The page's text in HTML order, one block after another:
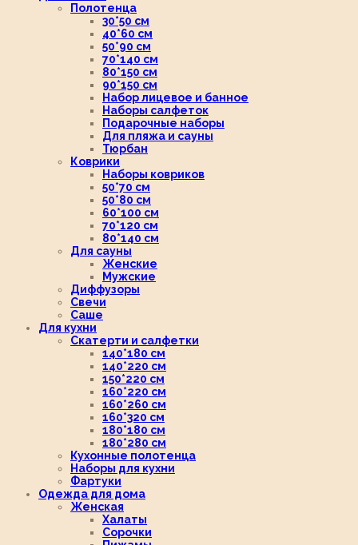
Полотенца
30*50 см
40*60 см
50*90 см
70*140 см
80*150 см
90*150 см
Набор лицевое и банное
Наборы салфеток
Подарочные наборы
Для пляжа и сауны
Тюрбан
Коврики
Наборы ковриков
50*70 см
50*80 см
60*100 см
70*120 см
80*140 см
Для сауны
Женские
Мужские
Диффузоры
Свечи
Саше
Для кухни
Скатерти и салфетки
140*180 см
140*220 см
150*220 см
160*220 см
160*260 см
160*320 см
180*180 см
180*280 см
Кухонные полотенца
Наборы для кухни
Фартуки
Одежда для дома
Женская
Халаты
Сорочки